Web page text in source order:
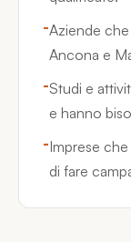
Aziende
Ancona e
Studi e
e hanno
Imprese
di fare